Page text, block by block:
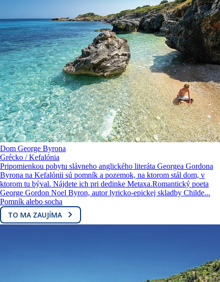
Dom George Byrona
Grécko / Kefalónia
Pripomienkou pobytu slávneho anglického literáta Georgea Gordona
Byrona na Kefalónii sú pomník a pozemok, na ktorom stál dom, v
ktorom tu býval. Nájdete ich pri dedinke Metaxa.Romantický poeta
George Gordon Noel Byron, autor lyricko-epickej skladby Childe...
Pomník alebo socha
TO MA ZAUJÍMA